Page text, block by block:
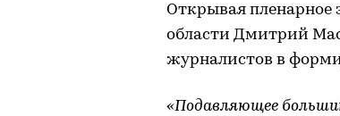
Открывая пленарное
области Дмитрий
журналистов в
«Подавляющее